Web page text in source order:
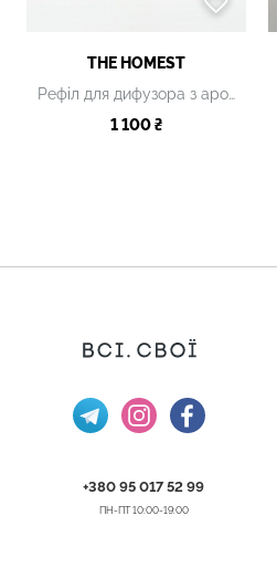
THE HOMEST
Рефіл для дифузора з ароматом Moonlight, 250 мл
1 100 ₴
+380 95 017 52 99
ПН-ПТ 10:00-19:00